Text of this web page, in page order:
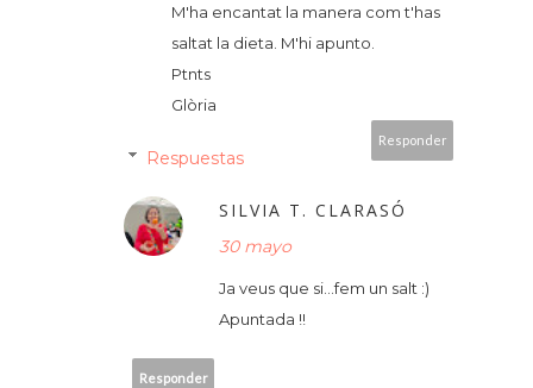
M'ha encantat la manera com t'has
saltat la dieta. M'hi apunto.
Ptnts
Glòria
Responder
Respuestas
SILVIA T. CLARASÓ
30 mayo
Ja veus que si...fem un salt :)
Apuntada !!
Responder